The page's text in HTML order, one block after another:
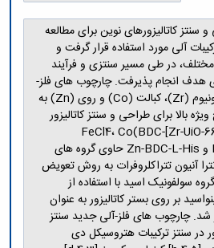
سنتز کاتالیزورهای نوین برای مطالعه
آلی مورد استفاده قرار گرفت و
مختلف، در طی مسیر سنتزی و فرآیند
هدف انجام پذیرفت. چارچوب های فلز-
آلی برپایه فلزات زیرکونیوم (Zr)، کبالت (Co) و روی (Zn) به
بالا برای طراحی و سنتز کاتالیزور
های [Zr-UiO-66-PDC-SO3H]FeCl4، Co(BDC-
NH(CH2)4SO3H) و Zn-BDC-L-His حاوی گروه های
آنیون تتراکلروفرات به روش تعویض
سولفونیک اسید با استفاده از
بر روی بستر کاتالیزور به عنوان
شد. چارچوب های فلز-آلی جدید سنتز
در سنتز ترکیبات هتروسیکل دی